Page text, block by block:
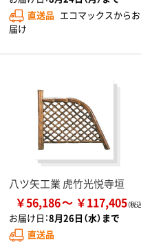
直送品 エコマックスからお
届け
八ツ矢工業 虎竹光悦寺垣
￥56,186 ￥117,405
お届け日：8月26日（水）まで
直送品